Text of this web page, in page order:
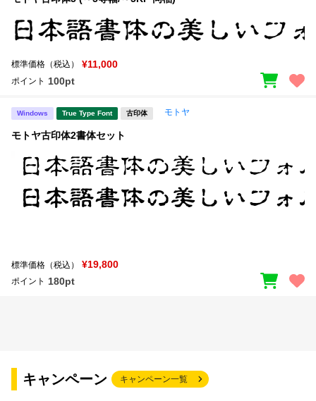
マイページ
お気に入り
ご利用ガイド
よくあるご質問
お問い合わせ
教科書体 行書体
江戸文字
すべてを表示
セット or 単体
文字種類
標準価格（税込） ¥11,000
ポイント 100pt
Windows True Type Font 古印体 モトヤ
モトヤ古印体2書体セット
標準価格（税込） ¥19,800
ポイント 180pt
キャンペーン キャンペーン一覧